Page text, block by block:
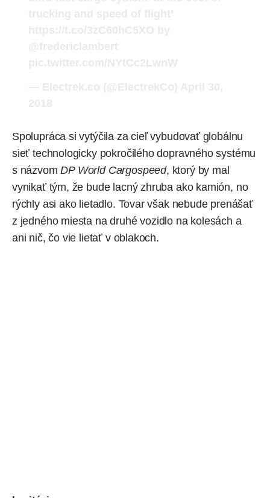
Spolupráca si vytýčila za cieľ vybudovať globálnu
sieť technologicky pokročilého dopravného systému
s názvomDP World Cargospeed, ktorý by mal
vynikať tým, že bude lacný zhruba ako kamión, no
rýchly asi ako lietadlo. Tovar však nebude prenášať
z jedného miesta na druhé vozidlo na kolesách a
ani nič, čo vie lietať v oblakoch.